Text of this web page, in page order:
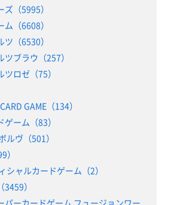
（5995）
（6608）
（6530）
ブラウ（257）
ロゼ（75）
GAME（134）
ーム（83）
ルヴ（501）
）
シャルカードゲーム（2）
）